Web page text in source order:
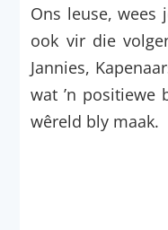
Ons leuse, wees
ook vir die
Jannies,
wat ’n positiewe
wêreld bly maak.